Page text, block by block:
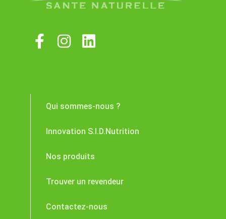
Qui sommes-nous ?
Innovation S.I.D.Nutrition
Nos produits
Trouver un revendeur
Contactez-nous